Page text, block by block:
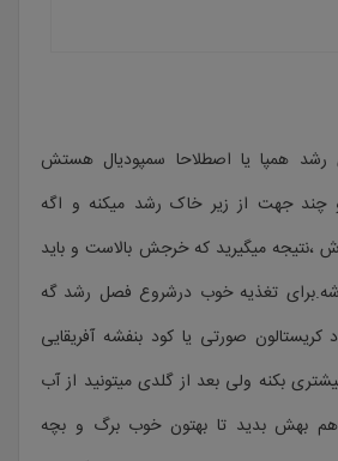
رشد همپا یا اصطلاحا سمپودیال هستش
چند جهت از زیر خاک رشد میکنه و اگه
،نتیجه میگیرید که خرجش بالاست و باید
تغذیه خوب درشروع فصل رشد گه
کریستالون صورتی یا کود بنفشه آفریقایی
بکنه ولی بعد از گلدی میتونید از آب
بهش بدید تا بهتون خوب برگ و بچه